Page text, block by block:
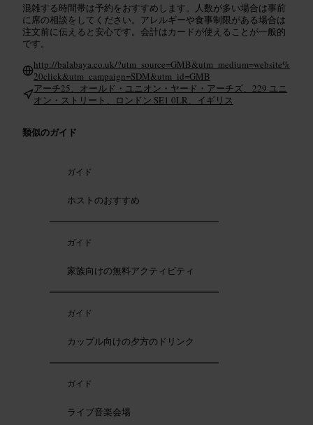
混雑する時間帯は予約をおすすめします。人数が多い場合は事前
に席の相談をしてください。アレルギーや食事制限がある場合は
注文前に伝えると安心です。会計はカードが使えることが一般的
です。
http://balabaya.co.uk/?utm_source=GMB&utm_medium=website%
20click&utm_campaign=SDM&utm_id=GMB
アーチ25、オールド・ユニオン・ヤード・アーチズ、229 ユニ
オン・ストリート、ロンドン SE1 0LR、イギリス
類似のガイド
ガイド
ホストのおすすめ
ガイド
家族向けの無料アクティビティ
ガイド
カップル向けの夕方のドリンク
ガイド
ライブ音楽会場